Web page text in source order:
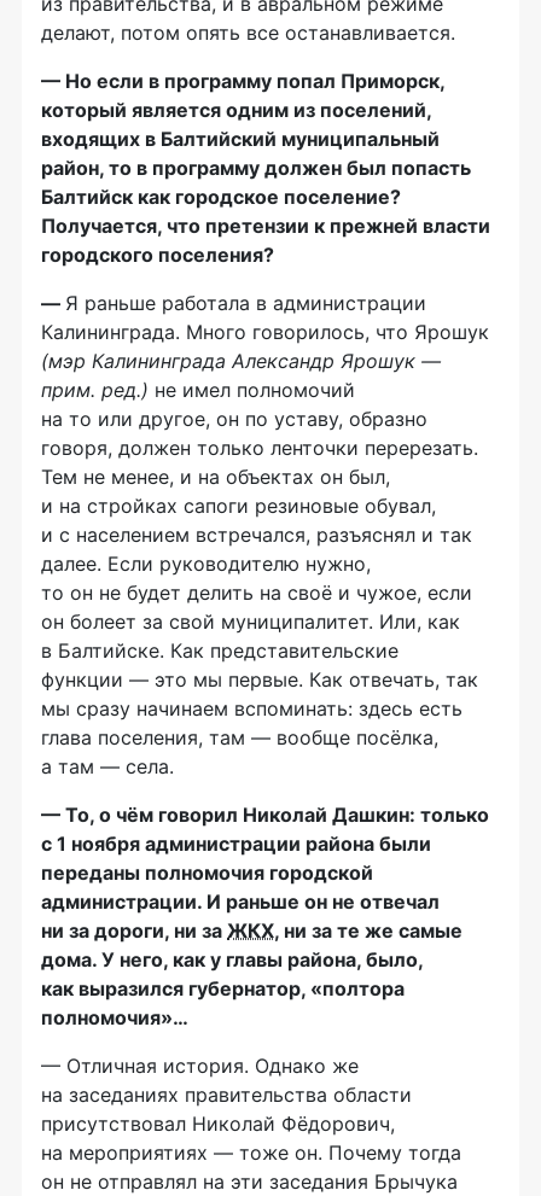
делают, потом опять все останавливается.
— Но если в программу попал Приморск,
который является одним из поселений,
входящих в Балтийский муниципальный
район, то в программу должен был попасть
Балтийск как городское поселение?
Получается, что претензии к прежней власти
городского поселения?
— Я раньше работала в администрации
Калининграда. Много говорилось, что Ярошук
(мэр Калининграда Александр Ярошук —
прим. ред.) не имел полномочий
на то или другое, он по уставу, образно
говоря, должен только ленточки перерезать.
Тем не менее, и на объектах он был,
и на стройках сапоги резиновые обувал,
и с населением встречался, разъяснял и так
далее. Если руководителю нужно,
то он не будет делить на своё и чужое, если
он болеет за свой муниципалитет. Или, как
в Балтийске. Как представительские
функции — это мы первые. Как отвечать, так
мы сразу начинаем вспоминать: здесь есть
глава поселения, там — вообще посёлка,
а там — села.
— То, о чём говорил Николай Дашкин: только
с 1 ноября администрации района были
переданы полномочия городской
администрации. И раньше он не отвечал
ни за дороги, ни за ЖКХ, ни за те же самые
дома. У него, как у главы района, было,
как выразился губернатор, «полтора
полномочия»…
— Отличная история. Однако же
на заседаниях правительства области
присутствовал Николай Фёдорович,
на мероприятиях — тоже он. Почему тогда
он не отправлял на эти заседания Брычука